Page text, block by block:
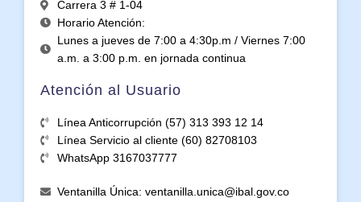
Carrera 3 # 1-04
Horario Atención:
Lunes a jueves de 7:00 a 4:30p.m / Viernes 7:00
a.m. a 3:00 p.m. en jornada continua
Atención al Usuario
Línea Anticorrupción (57) 313 393 12 14
Línea Servicio al cliente (60) 82708103
WhatsApp 3167037777
Ventanilla Única: ventanilla.unica@ibal.gov.co